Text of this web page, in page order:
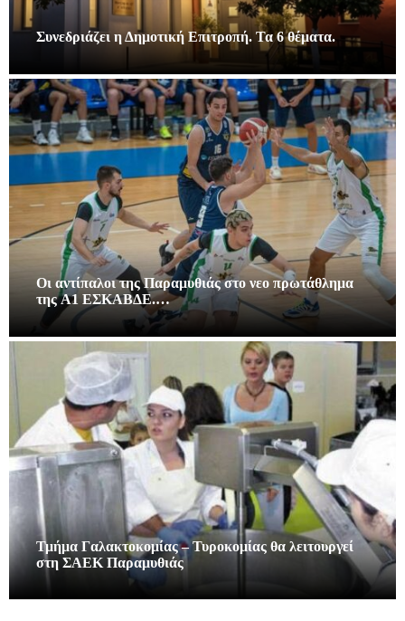
Συνεδριάζει η Δημοτική Επιτροπή. Τα 6 θέματα.
Οι αντίπαλοι της Παραμυθιάς στο νεο πρωτάθλημα
της A1 ΕΣΚΑΒΔΕ.…
Τμήμα Γαλακτοκομίας – Τυροκομίας θα λειτουργεί
στη ΣΑΕΚ Παραμυθιάς